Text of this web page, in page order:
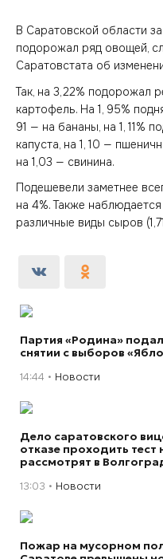
В Саратовской области
подорожал ряд овощей,
Саратовстата об
Так, на 3,22% подорожал
картофель. На 1, 95%
91 — на бананы, на 1, 11%
капуста, на 1, 10 —
на 1,03 — свинина.
Подешевели заметнее
на 4%. Также
различные виды сыров
Партия «Родина»
снятии с выборов
14:44 Новости
Дело саратовского
отказе проходить
рассмотрят в
13:03 Новости
Пожар на мусорном